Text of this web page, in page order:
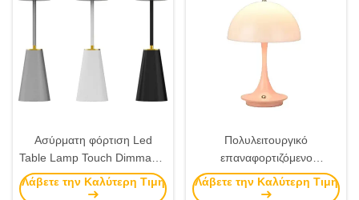
Ασύρματη φόρτιση Led
Table Lamp Touch Dimmable
Ambient Night Light 3000k-
6000k
Λάβετε την Καλύτερη Τιμή
Πολυλειτουργικό
επαναφορτιζόμενο
επιτραπέζιο φωτιστικό LED
με δυνατότητα ρύθμισης της
Λάβετε την Καλύτερη Τιμή